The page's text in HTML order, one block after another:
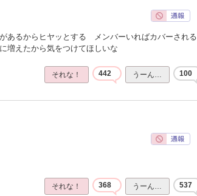
あるからヒヤッとする メンバーいればカバーされる
増えたから気をつけてほしいな
それな！ 442 うーん… 100
それな！ 368 うーん… 537